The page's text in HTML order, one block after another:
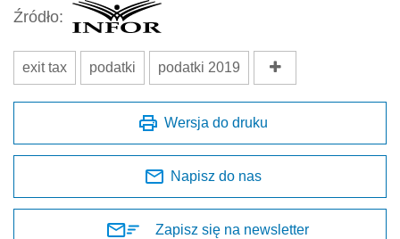
Źródło:
exit tax podatki podatki 2019
Wersja do druku
Napisz do nas
Zapisz się na newsletter